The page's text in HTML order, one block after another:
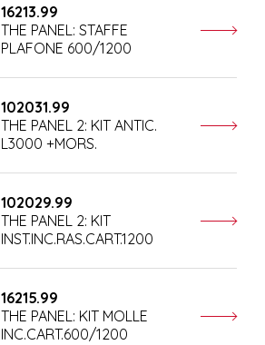
16213.99
THE PANEL: STAFFE
PLAFONE 600/1200
102031.99
THE PANEL 2: KIT ANTIC.
L3000 +MORS.
102029.99
THE PANEL 2: KIT
INST.INC.RAS.CART.1200
16215.99
THE PANEL: KIT MOLLE
INC.CART.600/1200